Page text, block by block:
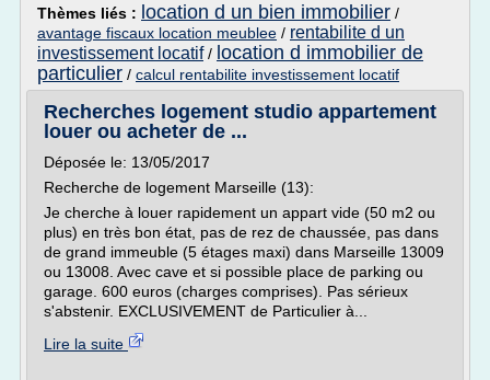
Thèmes liés : location d un bien immobilier /
avantage fiscaux location meublee / rentabilite d un
investissement locatif/ location d immobilier de
particulier / calcul rentabilite investissement locatif
Recherches logement studio appartement
louer ou acheter de ...
Déposée le: 13/05/2017
Recherche de logement Marseille (13):
Je cherche à louer rapidement un appart vide (50 m2 ou
plus) en très bon état, pas de rez de chaussée, pas dans
de grand immeuble (5 étages maxi) dans Marseille 13009
ou 13008. Avec cave et si possible place de parking ou
garage. 600 euros (charges comprises). Pas sérieux
s'abstenir. EXCLUSIVEMENT de Particulier à...
Lire la suite